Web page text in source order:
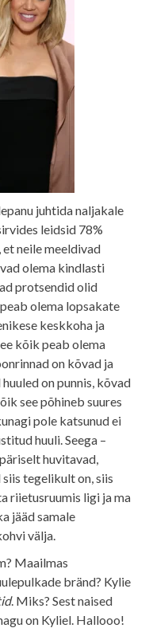
juhtida naljakale
leidsid 78%
neile meeldivad
olema kindlasti
protsendid olid
olema lopsakate
keskkoha ja
kõik peab olema
on kõvad ja
on punnis, kõvad
see põhineb suures
pole katsunud ei
huuli. Seega –
huvitavad,
tegelikult on, siis
riietusruumis ligi ja ma
jääd samale
välja.
Maailmas
bränd? Kylie
. Miks? Sest naised
on Kyliel. Hallooo!